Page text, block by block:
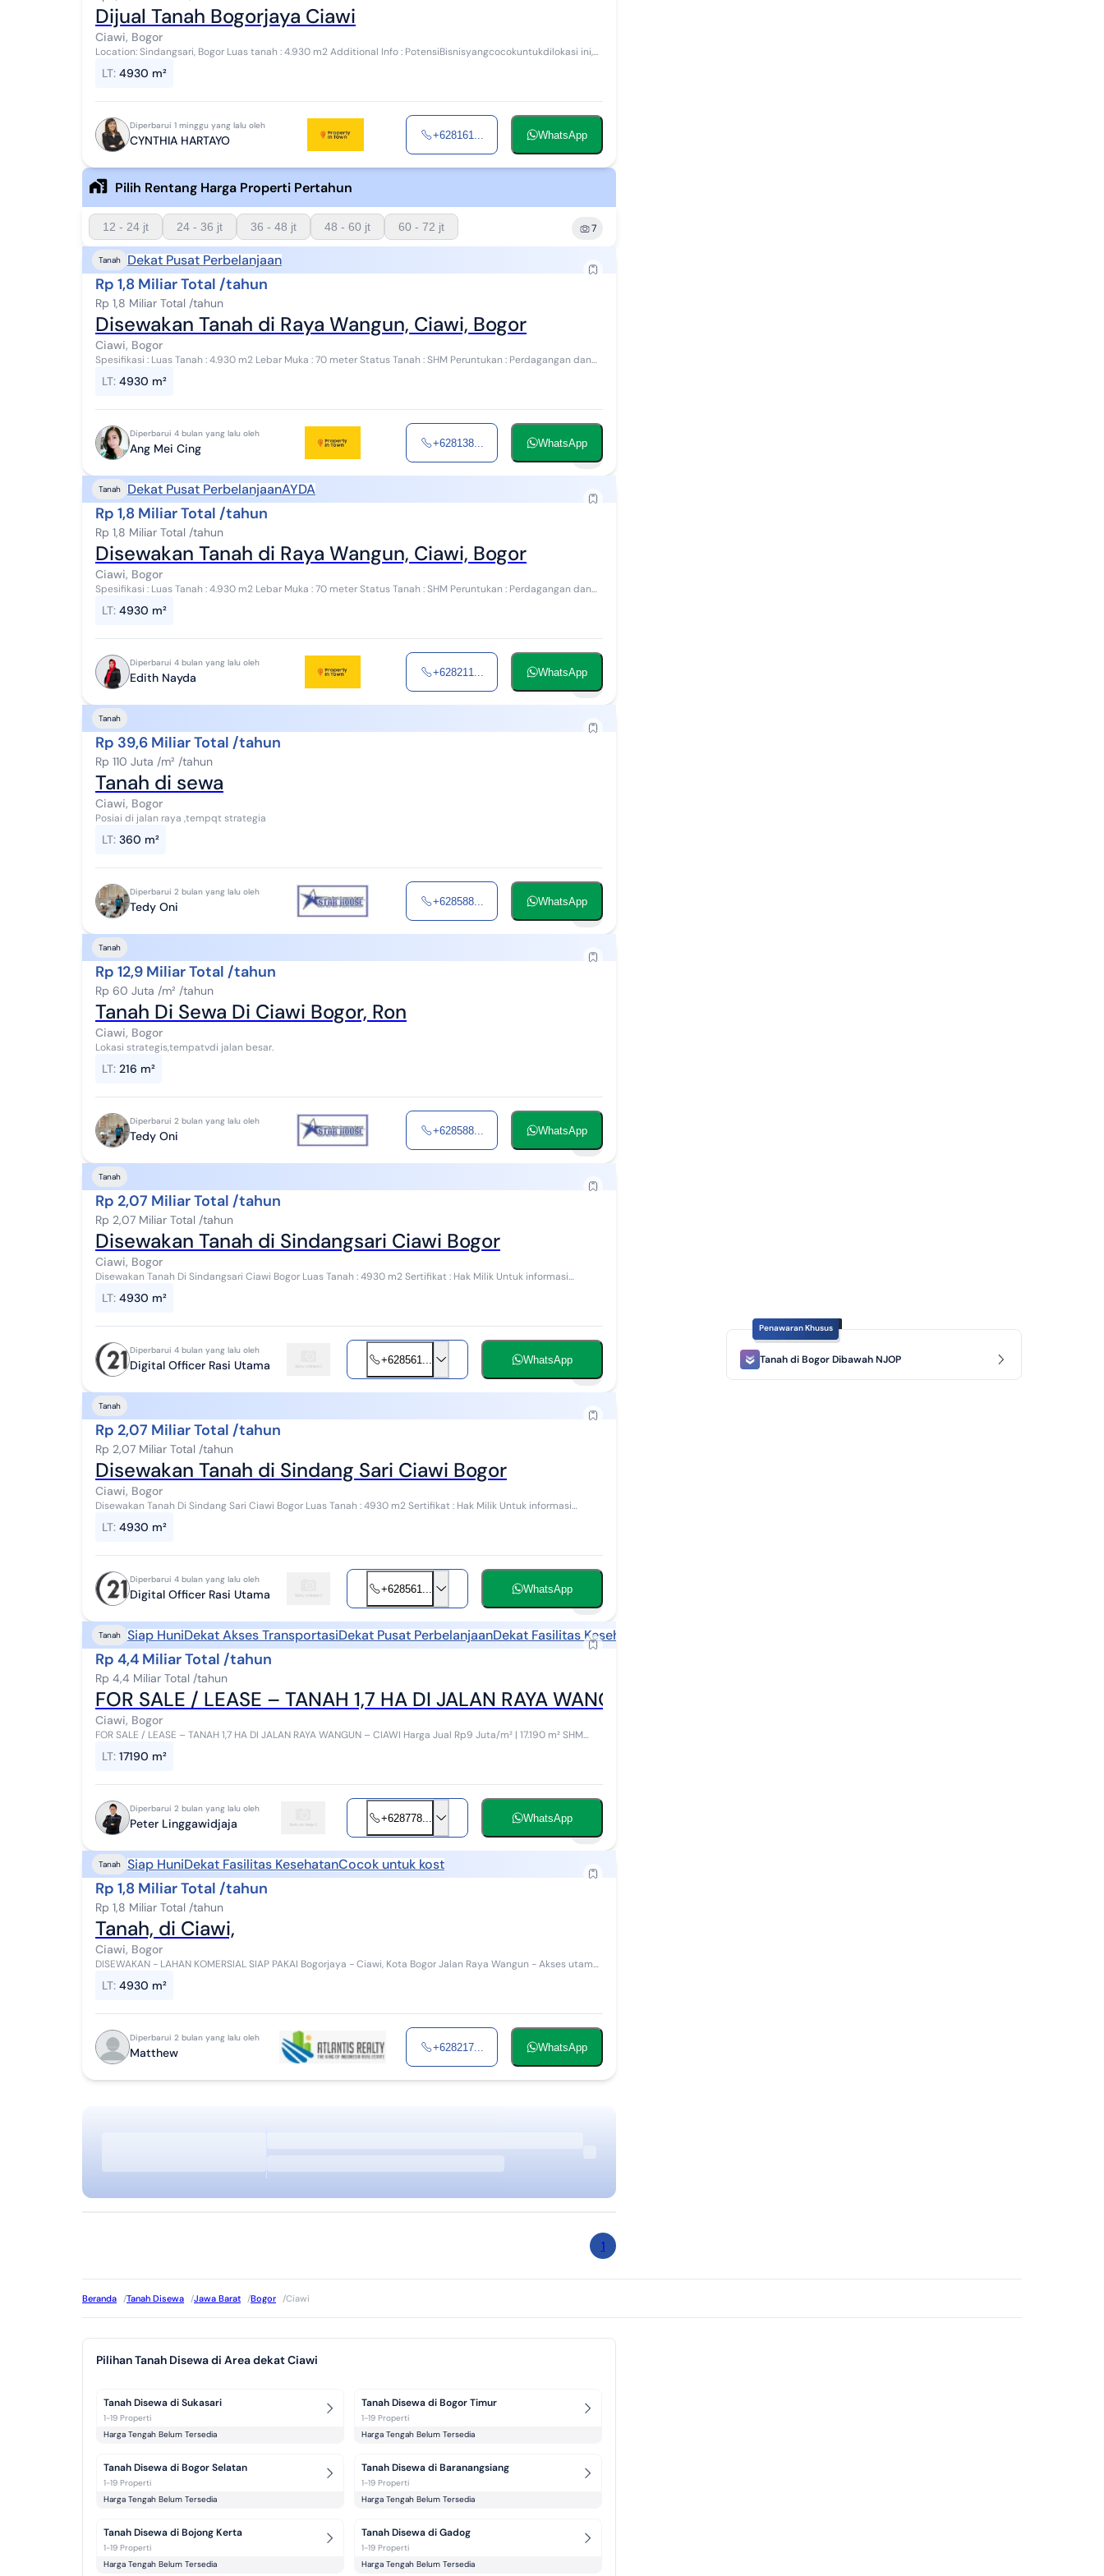
Dijual Tanah Bogorjaya Ciawi
Ciawi, Bogor
Location: Sindangsari, Bogor Luas tanah : 4.930 m2 Additional Info : PotensiBisnisyangcocokuntukdilokasi ini,
LT: 4930 m²
Diperbarui 1 minggu yang lalu oleh
CYNTHIA HARTAYO +628161... WhatsApp
Pilih Rentang Harga Properti Pertahun
12 - 24 jt 24 - 36 jt 36 - 48 jt 48 - 60 jt 60 - 72 jt 7
Tanah Dekat Pusat Perbelanjaan
Rp 1,8 Miliar Total /tahun
Rp 1,8 Miliar Total /tahun
Disewakan Tanah di Raya Wangun, Ciawi, Bogor
Ciawi, Bogor
Spesifikasi : Luas Tanah : 4.930 m2 Lebar Muka : 70 meter Status Tanah : SHM Peruntukan : Perdagangan dan
LT: 4930 m²
Diperbarui 4 bulan yang lalu oleh
Ang Mei Cing +628138... WhatsApp
Tanah Dekat Pusat PerbelanjaanAYDA
Rp 1,8 Miliar Total /tahun
Rp 1,8 Miliar Total /tahun
Disewakan Tanah di Raya Wangun, Ciawi, Bogor
Ciawi, Bogor
Spesifikasi : Luas Tanah : 4.930 m2 Lebar Muka : 70 meter Status Tanah : SHM Peruntukan : Perdagangan dan
LT: 4930 m²
Diperbarui 4 bulan yang lalu oleh
Edith Nayda +628211... WhatsApp
Tanah
Rp 39,6 Miliar Total /tahun
Rp 110 Juta /m² /tahun
Tanah di sewa
Ciawi, Bogor
Posiai di jalan raya ,tempqt strategia
LT: 360 m²
Diperbarui 2 bulan yang lalu oleh
Tedy Oni +628588... WhatsApp
Tanah
Rp 12,9 Miliar Total /tahun
Rp 60 Juta /m² /tahun
Tanah Di Sewa Di Ciawi Bogor, Ron
Ciawi, Bogor
Lokasi strategis,tempatvdi jalan besar.
LT: 216 m²
Diperbarui 2 bulan yang lalu oleh
Tedy Oni +628588... WhatsApp
Tanah
Rp 2,07 Miliar Total /tahun
Rp 2,07 Miliar Total /tahun
Disewakan Tanah di Sindangsari Ciawi Bogor
Ciawi, Bogor
Disewakan Tanah Di Sindangsari Ciawi Bogor Luas Tanah : 4930 m2 Sertifikat : Hak Milik Untuk informasi
LT: 4930 m²
Diperbarui 4 bulan yang lalu oleh
Digital Officer Rasi Utama +628561... WhatsApp
Tanah
Rp 2,07 Miliar Total /tahun
Rp 2,07 Miliar Total /tahun
Disewakan Tanah di Sindang Sari Ciawi Bogor
Ciawi, Bogor
Disewakan Tanah Di Sindang Sari Ciawi Bogor Luas Tanah : 4930 m2 Sertifikat : Hak Milik Untuk informasi
LT: 4930 m²
Diperbarui 4 bulan yang lalu oleh
Digital Officer Rasi Utama +628561... WhatsApp
Tanah Siap HuniDekat Akses TransportasiDekat Pusat PerbelanjaanDekat Fasilitas Kesehatan
Rp 4,4 Miliar Total /tahun
Rp 4,4 Miliar Total /tahun
FOR SALE / LEASE – TANAH 1,7 HA DI JALAN RAYA WANGUN – CIAWI
Ciawi, Bogor
FOR SALE / LEASE – TANAH 1,7 HA DI JALAN RAYA WANGUN – CIAWI Harga Jual Rp9 Juta/m² | 17.190 m² SHM
LT: 17190 m²
Diperbarui 2 bulan yang lalu oleh
Peter Linggawidjaja +628778... WhatsApp
Tanah Siap HuniDekat Fasilitas KesehatanCocok untuk kost
Rp 1,8 Miliar Total /tahun
Rp 1,8 Miliar Total /tahun
Tanah, di Ciawi,
Ciawi, Bogor
DISEWAKAN - LAHAN KOMERSIAL SIAP PAKAI Bogorjaya - Ciawi, Kota Bogor Jalan Raya Wangun - Akses utama
LT: 4930 m²
Diperbarui 2 bulan yang lalu oleh
Matthew +628217... WhatsApp
1
Penawaran Khusus
Tanah di Bogor Dibawah NJOP
Beranda /Tanah Disewa /Jawa Barat /Bogor /Ciawi
Pilihan Tanah Disewa di Area dekat Ciawi
Tanah Disewa di Sukasari
1-19 Properti
Harga Tengah Belum Tersedia
Tanah Disewa di Bogor Timur
1-19 Properti
Harga Tengah Belum Tersedia
Tanah Disewa di Bogor Selatan
1-19 Properti
Harga Tengah Belum Tersedia
Tanah Disewa di Baranangsiang
1-19 Properti
Harga Tengah Belum Tersedia
Tanah Disewa di Bojong Kerta
1-19 Properti
Harga Tengah Belum Tersedia
Tanah Disewa di Gadog
1-19 Properti
Harga Tengah Belum Tersedia